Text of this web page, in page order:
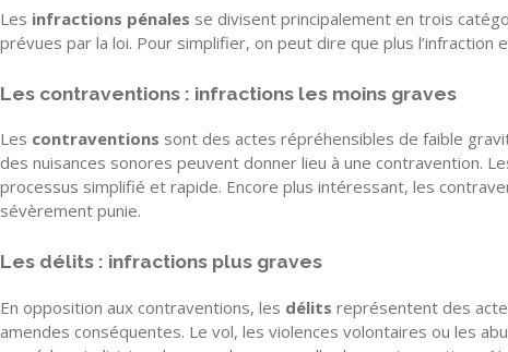
Les infractions pénales se divisent principalement en trois
prévues par la loi. Pour simplifier, on peut dire que plus l’infraction
Les contraventions : infractions les moins graves
Les contraventions sont des actes répréhensibles de faible
des nuisances sonores peuvent donner lieu à une contravention.
processus simplifié et rapide. Encore plus intéressant, les
sévèrement punie.
Les délits : infractions plus graves
En opposition aux contraventions, les délits représentent des
amendes conséquentes. Le vol, les violences volontaires ou les